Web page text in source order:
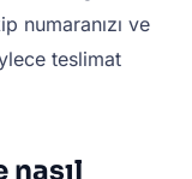
numaranızı ve
teslimat